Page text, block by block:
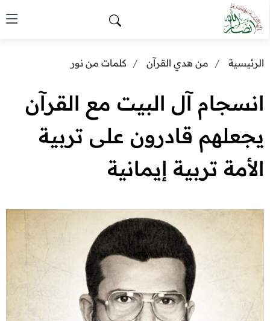
الرئيسية من هدي القرآن كلمات من نور
انسجام آل البيت مع القرآن
يجعلهم قادرون على تربية
الأمة تربية إيمانية